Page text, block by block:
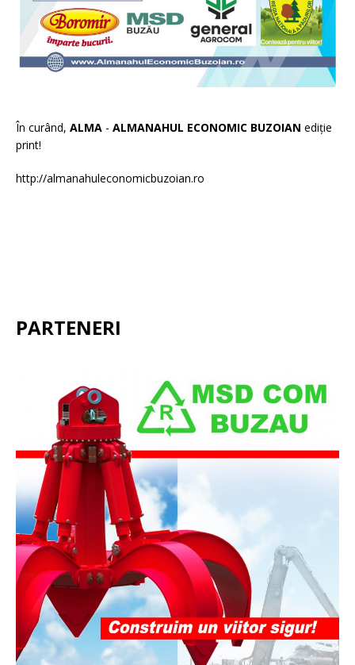
În curând, ALMA - ALMANAHUL ECONOMIC BUZOIAN ediție
print!
http://almanahuleconomicbuzoian.ro
PARTENERI